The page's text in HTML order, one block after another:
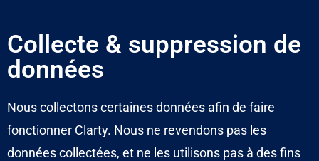
Collecte & suppression de
données
Nous collectons certaines données afin de faire
fonctionner Clarty. Nous ne revendons pas les
données collectées, et ne les utilisons pas à des fins